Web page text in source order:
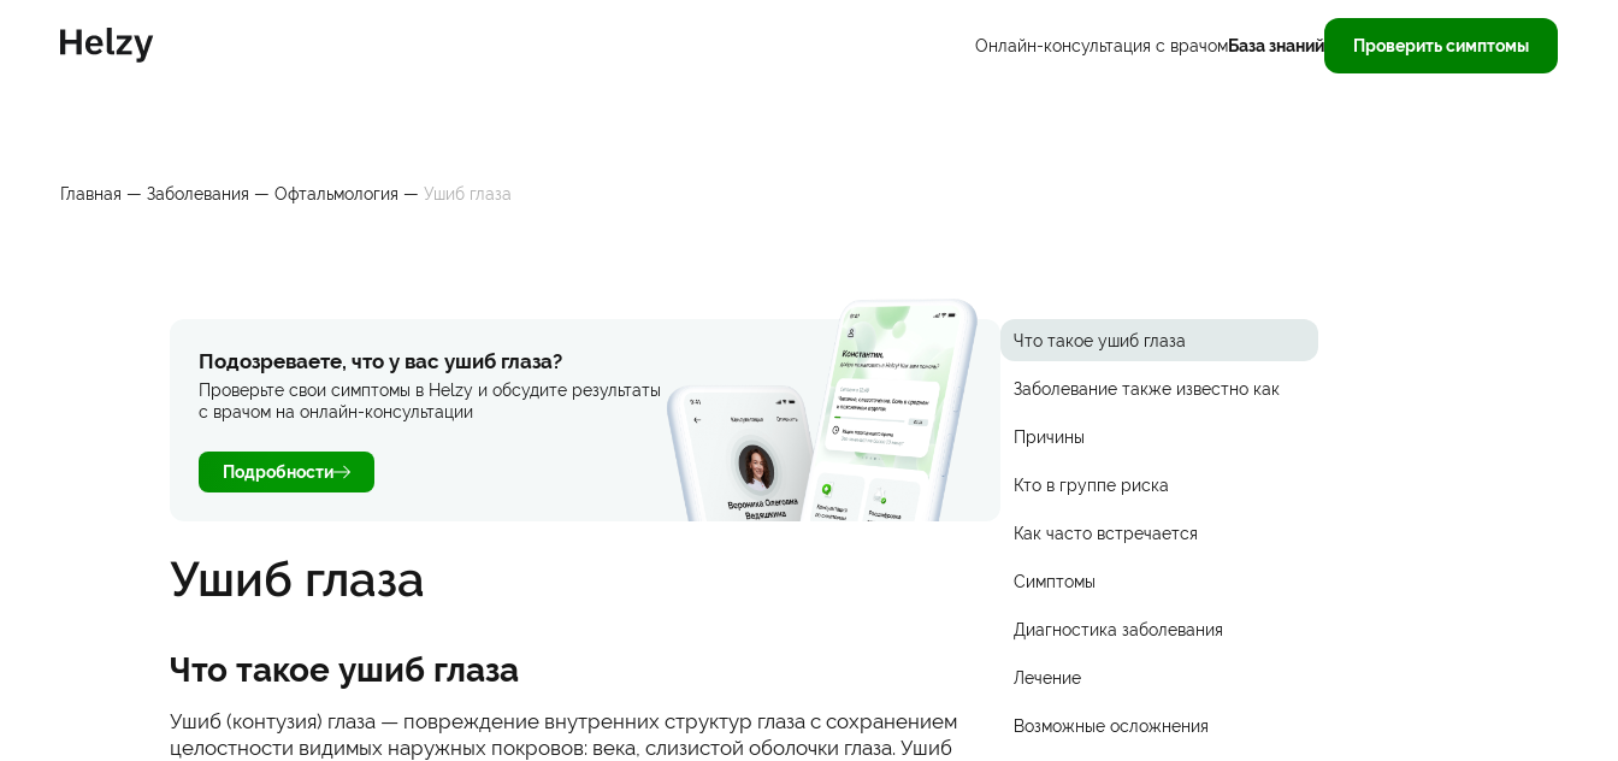
Онлайн-консультация с врачомБаза знаний Проверить симптомы
Главная — Заболевания — Офтальмология — Ушиб глаза
Подозреваете, что у вас ушиб глаза?
Проверьте свои симптомы в Helzy и обсудите результаты
с врачом на онлайн-консультации
Подробности
Ушиб глаза
Что такое ушиб глаза
Ушиб (контузия) глаза — повреждение внутренних структур глаза с сохранением
целостности видимых наружных покровов: века, слизистой оболочки глаза. Ушиб
Что такое ушиб глаза
Заболевание также известно как
Причины
Кто в группе риска
Как часто встречается
Симптомы
Диагностика заболевания
Лечение
Возможные осложнения